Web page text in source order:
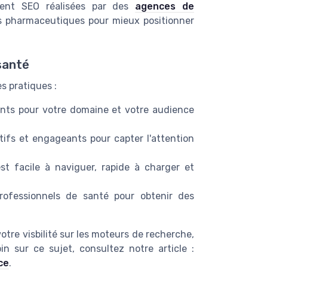
SEO réalisées par des agences de
pour mieux positionner
pratiques :
pour votre domaine et votre audience
et engageants pour capter l'attention
facile à naviguer, rapide à charger et
de santé pour obtenir des
visbilité sur les moteurs de recherche,
sur ce sujet, consultez notre article :
.